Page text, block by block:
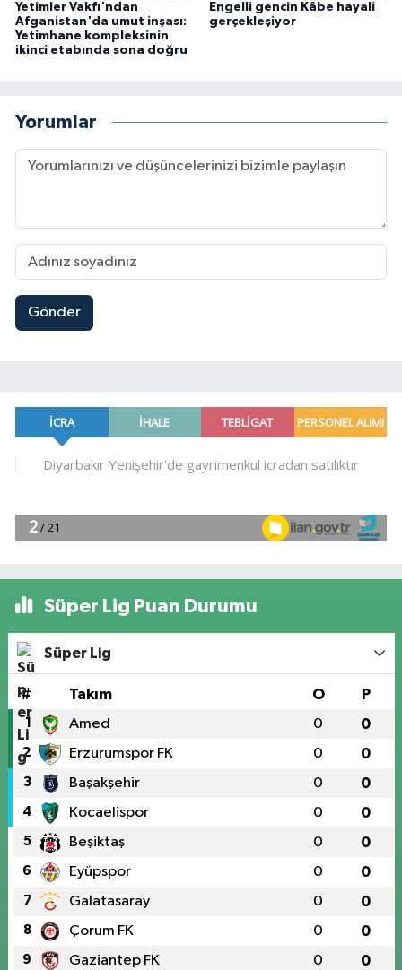
Yetimler Vakfı'ndan
Afganistan'da umut inşası:
Yetimhane kompleksinin
ikinci etabında sona doğru
Engelli gencin Kâbe hayali
gerçekleşiyor
Yorumlar
Gönder
Süper Lig Puan Durumu
Süper Lig
# Takım O P
1 Amed 0 0
2 Erzurumspor FK 0 0
3 Başakşehir 0 0
4 Kocaelispor 0 0
5 Beşiktaş 0 0
6 Eyüpspor 0 0
7 Galatasaray 0 0
8 Çorum FK 0 0
9 Gaziantep FK 0 0